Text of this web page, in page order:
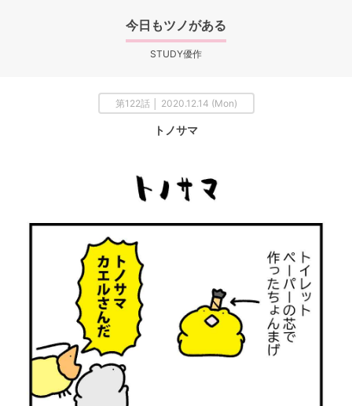
今日もツノがある
STUDY優作
第122話 │ 2020.12.14 (Mon)
トノサマ